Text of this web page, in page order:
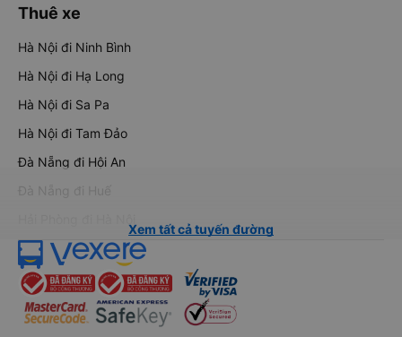
Thuê xe
Hà Nội đi Ninh Bình
Hà Nội đi Hạ Long
Hà Nội đi Sa Pa
Hà Nội đi Tam Đảo
Đà Nẵng đi Hội An
Đà Nẵng đi Huế
Xem tất cả tuyến đường